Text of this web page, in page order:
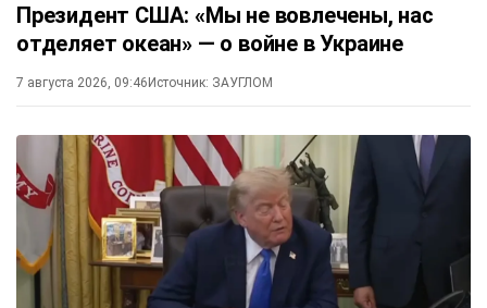
Президент США: «Мы не вовлечены, нас
отделяет океан» — о войне в Украине
7 августа 2026, 09:46 Источник: ЗАУГЛОМ